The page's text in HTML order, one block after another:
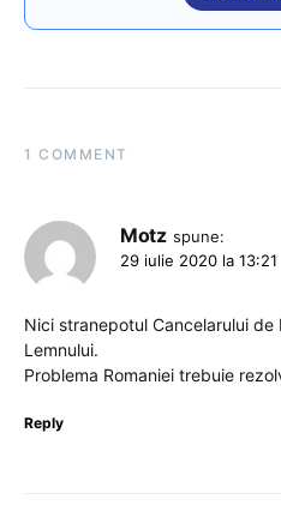
1 COMMENT
Motz spune:
29 iulie 2020 la 13:21
Nici stranepotul Cancelarului de
Lemnului.
Problema Romaniei trebuie
Reply